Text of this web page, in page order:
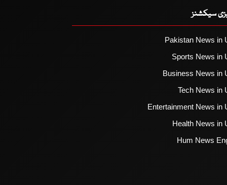
سیکشنز
Pakistan News in
Sports News in
Business News in
Tech News in
Entertainment News in
Health News in
Hum News